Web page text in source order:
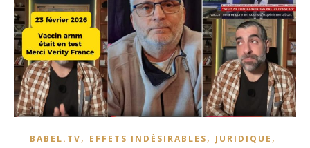
BABEL.TV, EFFETS INDÉSIRABLES, JURIDIQUE ,